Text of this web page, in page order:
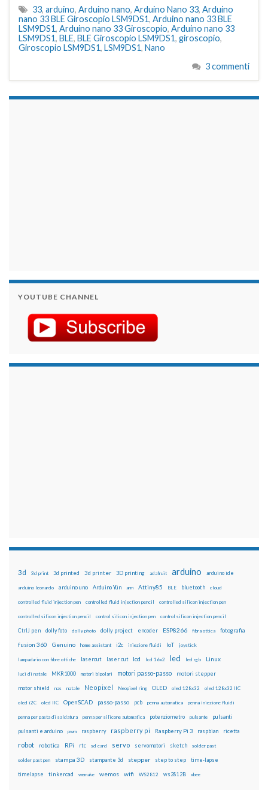
33, arduino, Arduino nano, Arduino Nano 33, Arduino
nano 33 BLE Giroscopio LSM9DS1, Arduino nano 33 BLE
LSM9DS1, Arduino nano 33 Giroscopio, Arduino nano 33
LSM9DS1, BLE, BLE Giroscopio LSM9DS1, giroscopio,
Giroscopio LSM9DS1, LSM9DS1, Nano
3 commenti
YOUTUBE CHANNEL
3d 3d print 3d printed 3d printer 3D printing adafruit arduino arduino ide
arduino leonardo arduino uno Arduino Yún arm Attiny85 BLE bluetooth cloud
controlled fluid injection pen controlled fluid injection pencil controlled silicon injection pen
controlled silicon injection pencil control silicon injection pen control silicon injection pencil
CtrlJ pen dolly foto dolly photo dolly project encoder ESP8266 fibra ottica fotografia
fusion 360 Genuino home assistant i2c iniezione fluidi IoT joystick
lampadario con fibre ottiche lasercut laser cut lcd lcd 16x2 led led rgb Linux
luci di natale MKR1000 motori bipolari motori passo-passo motori stepper
motor shield nas natale Neopixel Neopixel ring OLED oled 128x32 oled 128x32 IIC
oled i2C oled IIC OpenSCAD passo-passo pcb penna automatica penna iniezione fluidi
penna per pasta di saldatura penna per silicone automatica potenziometro pulsante pulsanti
pulsanti e arduino pwm raspberry raspberry pi Raspberry Pi 3 raspbian ricetta
robot robotica RPi rtc sd card servo servomotori sketch solder past
solder past pen stampa 3D stampante 3d stepper step to step time-lapse
timelapse tinkercad wemake wemos wifi WS2812 ws2812B xbee